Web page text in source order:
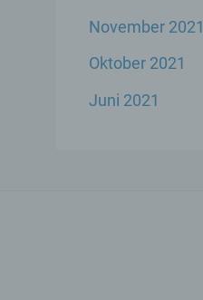
November 2021
Oktober 2021
Juni 2021